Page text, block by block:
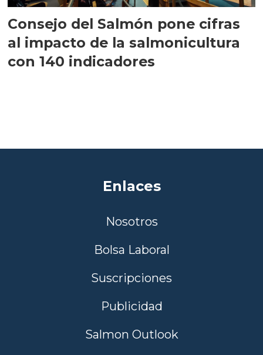
Consejo del Salmón pone cifras
al impacto de la salmonicultura
con 140 indicadores
Enlaces
Nosotros
Bolsa Laboral
Suscripciones
Publicidad
Salmon Outlook